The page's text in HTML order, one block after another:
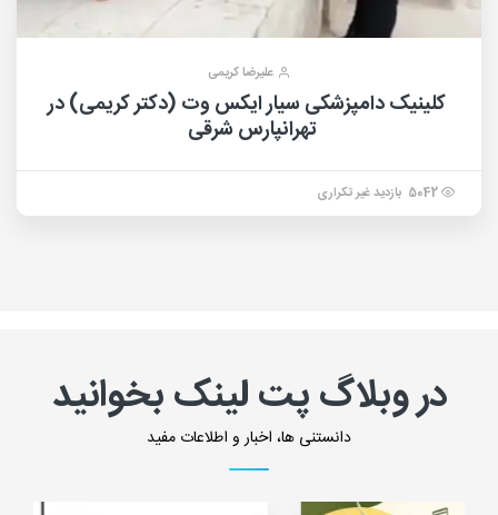
عليرضا کریمی
کلینیک دامپزشکی سیار ایکس وت (دکتر کریمی) در
تهرانپارس شرقی
5042 بازدید غیر تکراری
در وبلاگ پت لینک بخوانید
دانستنی ها، اخبار و اطلاعات مفید